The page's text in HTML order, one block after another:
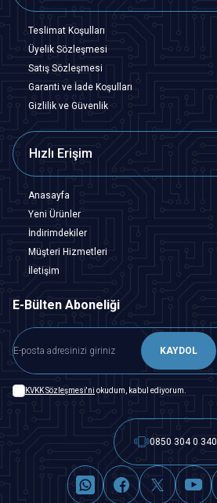
Teslimat Koşulları
Üyelik Sözleşmesi
Satış Sözleşmesi
Garanti ve İade Koşulları
Gizlilik ve Güvenlik
Hızlı Erişim
Anasayfa
Yeni Ürünler
İndirimdekiler
Müşteri Hizmetleri
İletişim
E-Bülten Aboneliği
KAYDOL
KVKK Sözleşmesi'ni okudum, kabul ediyorum.
0850 304 0 340